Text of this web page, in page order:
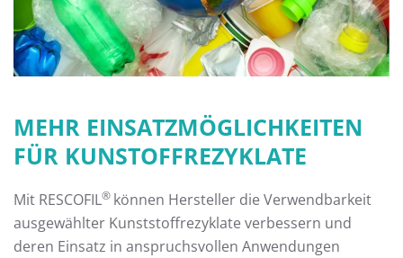
MEHR EINSATZMÖGLICHKEITEN
FÜR KUNSTOFFREZYKLATE
Mit RESCOFIL® können Hersteller die Verwendbarkeit
ausgewählter Kunststoffrezyklate verbessern und
deren Einsatz in anspruchsvollen Anwendungen